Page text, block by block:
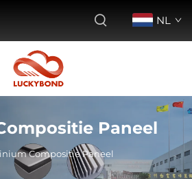
NL
Paneel
Compositie Paneel